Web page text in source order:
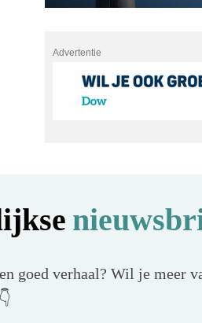
Advertentie
goed verhaal? Wil je meer